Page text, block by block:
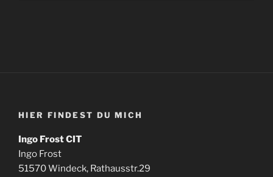
HIER FINDEST DU MICH
Ingo Frost CIT
Ingo Frost
51570 Windeck, Rathausstr.29